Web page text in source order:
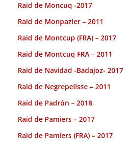
Raid de Moncuq -2017
Raid de Monpazier – 2011
Raid de Montcup (FRA) – 2017
Raid de Montcuq FRA – 2011
Raid de Navidad -Badajoz- 2017
Raid de Negrepelisse – 2011
Raid de Padrón – 2018
Raid de Pamiers – 2017
Raid de Pamiers (FRA) – 2017